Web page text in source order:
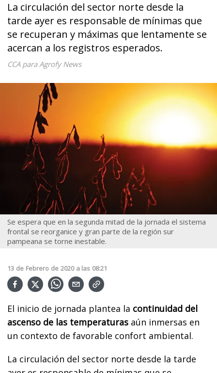
La circulación del sector norte desde la
tarde ayer es responsable de mínimas que
se recuperan y máximas que lentamente se
acercan a los registros esperados.
CCA para Agrofy News
Se espera que en la segunda mitad de la jornada el sistema
frontal se reorganice y gran parte de la región sur
pampeana se torne inestable.
13 de Febrero de 2020 a las 08:21
El inicio de jornada plantea la continuidad del
ascenso de las temperaturas aún inmersas en
un contexto de favorable confort ambiental.
La circulación del sector norte desde la tarde